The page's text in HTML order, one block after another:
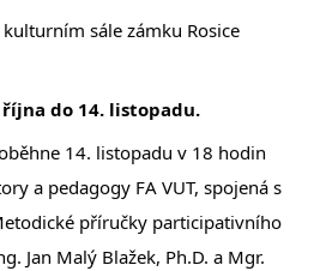
sále zámku Rosice
do 14. listopadu.
14. listopadu v 18 hodin
a pedagogy FA VUT, spojená s
příručky participativního
Jan Malý Blažek, Ph.D. a Mgr.